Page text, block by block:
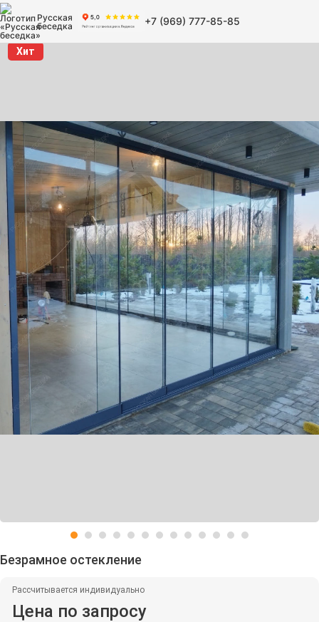
Русская
беседка
+7 (969) 777-85-85
Хит
Безрамное остекление
Рассчитывается индивидуально
Цена по запросу